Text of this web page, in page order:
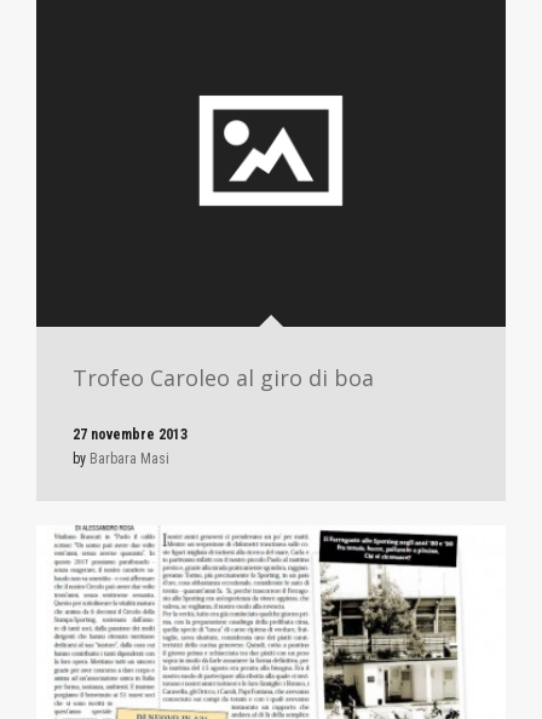
Trofeo Caroleo al giro di boa
27 novembre 2013
by Barbara Masi